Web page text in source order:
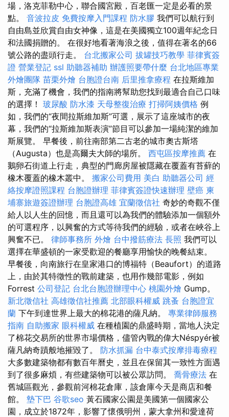
場，洛克菲勒中心，聯合國宮殿，百老匯一定是必看的景
點。 音波拉皮 免費按摩入門課程 防水膠 我們可以航行到
自由島並欣賞自由女神像，這是在美國獨立100週年紀念日
和法國捐贈的。 在很好地看著海浪之後，值得在著名的66
號公路的盡頭行走。 台北搬家公司 拔罐技巧教學 菲律賓簽
證 營業登記 ssl 助聽器補助 辦護照要帶什麼 台北地區專業
外燴團隊 苗栗外燴 台胞證台南 后里推拿療程 在拉斯維加
斯，充滿了機會，我們的指南將幫助您找到最適合自己口味
的選擇！ 玻尿酸 防水漆 天母整復治療 打掃阿姨價格 例
如，我們的“夜間拉斯維加斯”可選，展示了這座城市的夜
幕，我們的“拉斯維加斯表演”節目可以參加一場純潔的維加
斯展覽。 早餐後，前往南部第二古老的城市奧古斯塔
（Augusta）也是高爾夫大師的場所。 西屯區按摩推薦 在
鵝卵石街道上行走，典型的門廊房屋被隱藏在覆蓋有苔蘚的
橡木覆蓋的橡木叢中。 搬家公司費用 美白 助聽器公司 經
絡按摩證照課程 台胞證辦理 菲律賓簽證快速辦理 壁癌 柬
埔寨旅遊簽證辦理 台胞證高雄 宜蘭徵信社 奇妙的奇觀不僅
給人以人生的回憶，而且還可以為我們的體驗添加一個額外
的可選程序，以興奮的方式等待我們的經驗，或者在峽谷上
興奮不已。 律師事務所 外燴 台中撥筋療法 長照 我們可以
選擇在華盛頓的一家受歡迎的餐廳享用愉快的晚餐結束。
早餐後，向南旅行在皇家港口的博福特（Beaufort）的道路
上，由於其特徵性的戰前建築，也用作幾部電影，例如
Forrest 公司登記 台北台胞證辦理中心 桃園外燴 Gump。
新北徵信社 高雄徵信社推薦 北部眼科權威 跳蚤 台胞證宜
蘭 下午到達世界上最大的棉花港的薩凡納。 專業律師服務
指南 自助搬家 眼科權威 在種植園的鼎盛時期，當地人決定
了棉花交易所的世界市場價格，儘管內戰的偉大Néspyér被
薩凡納奇蹟般地摧毀了。 防水抓漏 台中泰式按摩排毒療程
大多數建築物都有數百年曆史，並且在保留其一致性方面遇
到了很多麻煩，有些建築物可以被公眾訪問。 喬骨療法 在
舊城區觀光，參觀前河棉花倉庫，該倉庫今天是商店和餐
館。 墊下巴 谷歌seo 黃石國家公園是美國第一個國家公
園，成立於1872年，影響了懷俄明州，蒙大拿州和愛達荷